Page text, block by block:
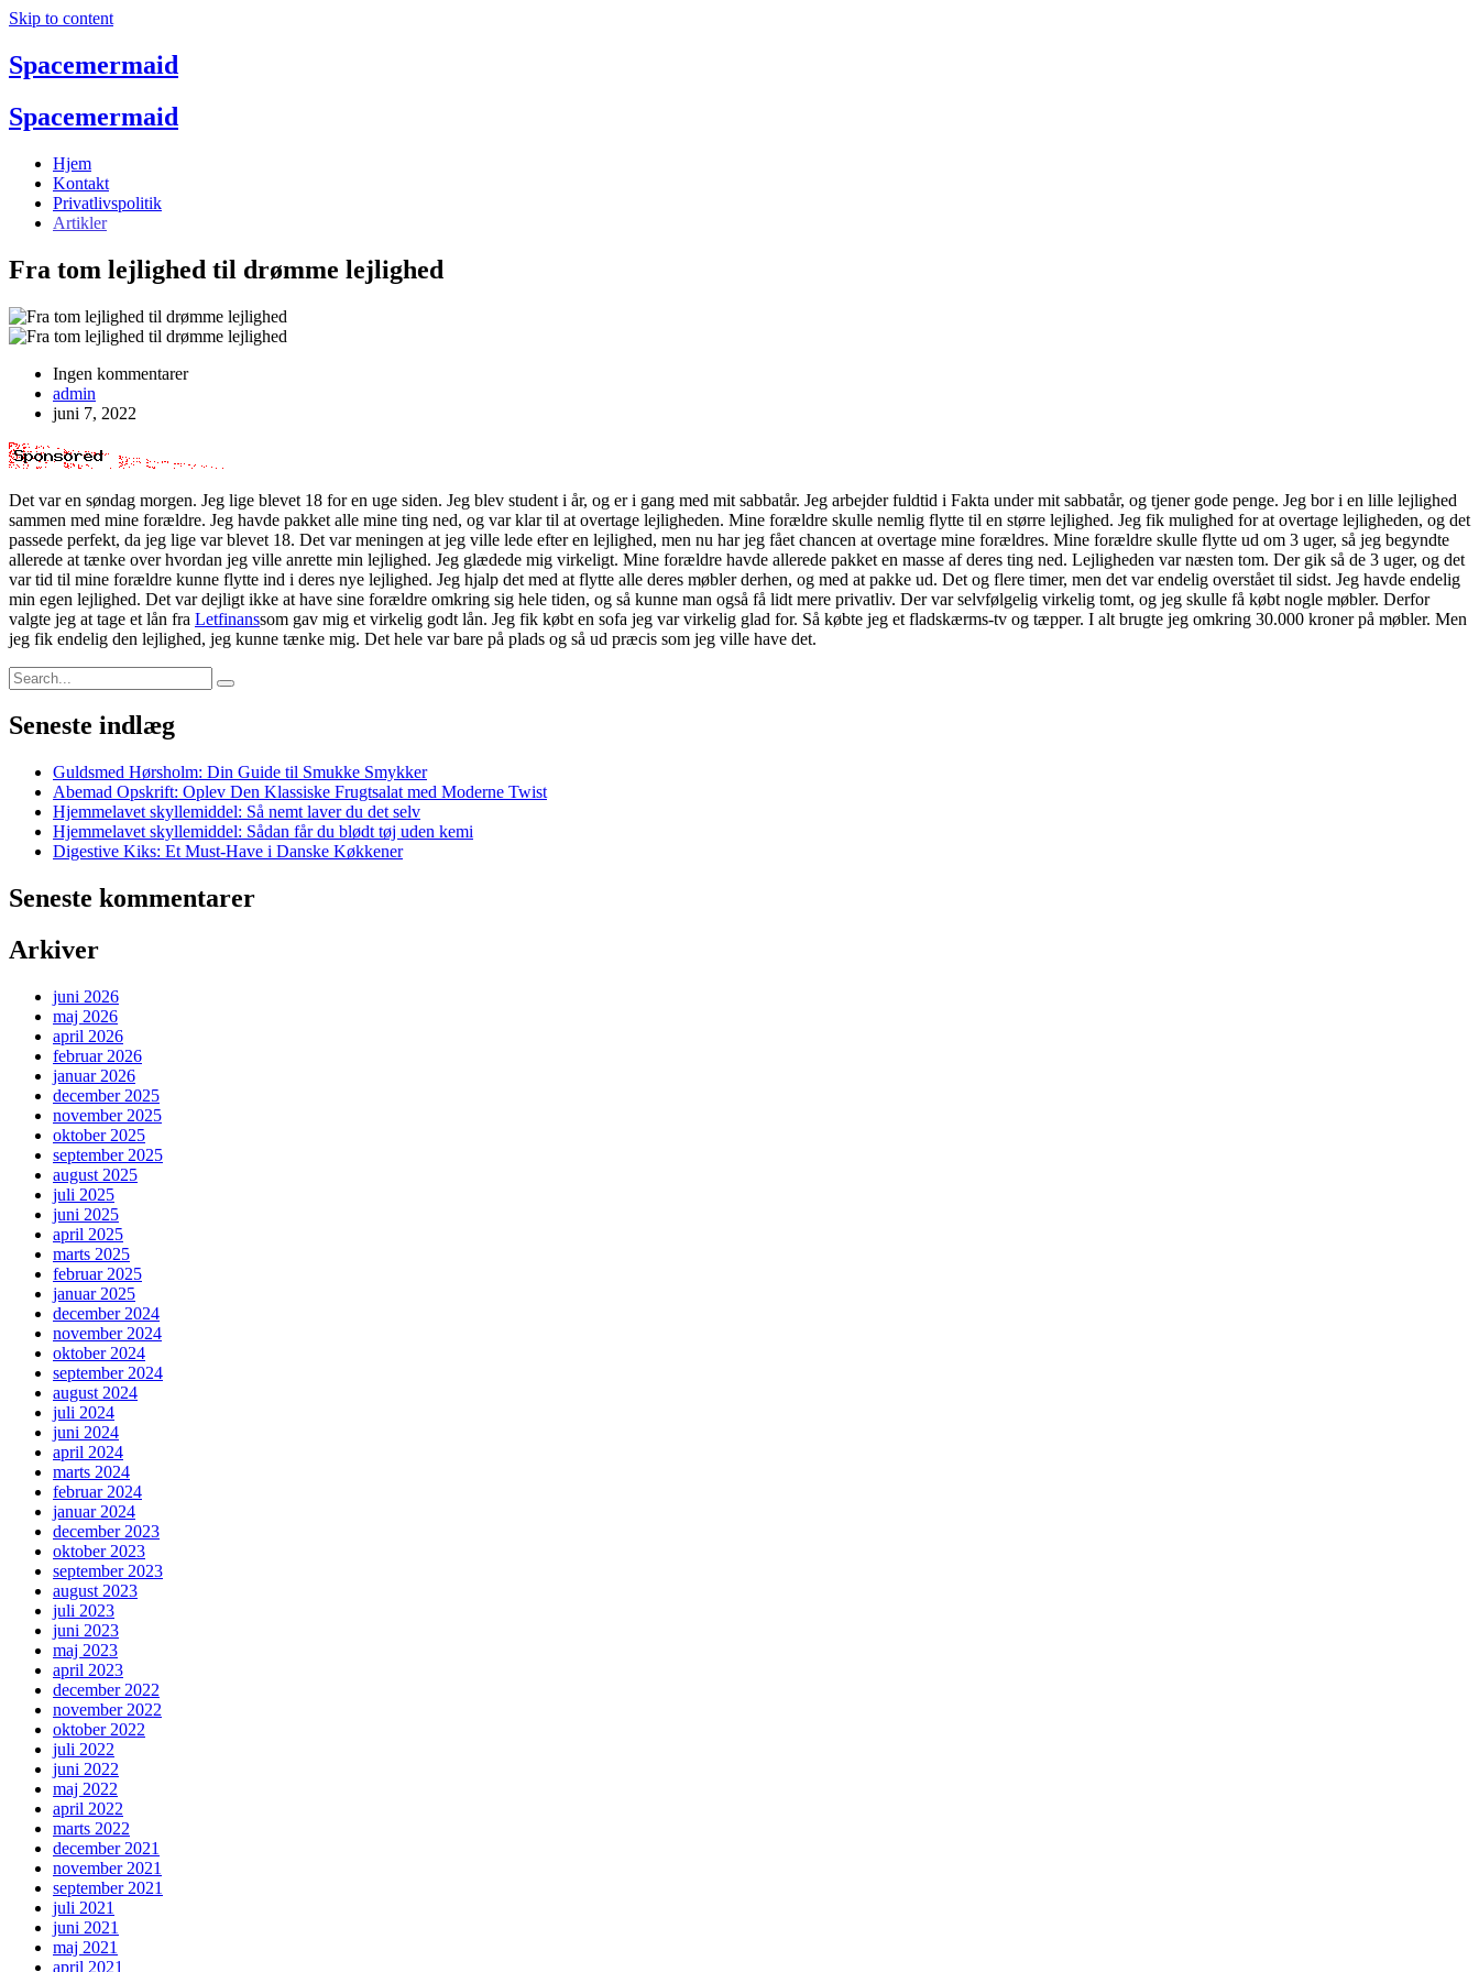
Skip to content
Spacemermaid
Spacemermaid
Hjem
Kontakt
Privatlivspolitik
Artikler
Fra tom lejlighed til drømme lejlighed
Ingen kommentarer
admin
juni 7, 2022
Det var en søndag morgen. Jeg lige blevet 18 for en uge siden. Jeg blev student i år, og er i gang med mit sabbatår. Jeg arbejder fuldtid i Fakta under mit sabbatår, og tjener gode penge. Jeg bor i en lille lejlighed
sammen med mine forældre. Jeg havde pakket alle mine ting ned, og var klar til at overtage lejligheden. Mine forældre skulle nemlig flytte til en større lejlighed. Jeg fik mulighed for at overtage lejligheden, og det
passede perfekt, da jeg lige var blevet 18. Det var meningen at jeg ville lede efter en lejlighed, men nu har jeg fået chancen at overtage mine forældres. Mine forældre skulle flytte ud om 3 uger, så jeg begyndte
allerede at tænke over hvordan jeg ville anrette min lejlighed. Jeg glædede mig virkeligt. Mine forældre havde allerede pakket en masse af deres ting ned. Lejligheden var næsten tom. Der gik så de 3 uger, og det
var tid til mine forældre kunne flytte ind i deres nye lejlighed. Jeg hjalp det med at flytte alle deres møbler derhen, og med at pakke ud. Det og flere timer, men det var endelig overstået til sidst. Jeg havde endelig
min egen lejlighed. Det var dejligt ikke at have sine forældre omkring sig hele tiden, og så kunne man også få lidt mere privatliv. Der var selvfølgelig virkelig tomt, og jeg skulle få købt nogle møbler. Derfor
valgte jeg at tage et lån fra Letfinanssom gav mig et virkelig godt lån. Jeg fik købt en sofa jeg var virkelig glad for. Så købte jeg et fladskærms-tv og tæpper. I alt brugte jeg omkring 30.000 kroner på møbler. Men
jeg fik endelig den lejlighed, jeg kunne tænke mig. Det hele var bare på plads og så ud præcis som jeg ville have det.
Seneste indlæg
Guldsmed Hørsholm: Din Guide til Smukke Smykker
Abemad Opskrift: Oplev Den Klassiske Frugtsalat med Moderne Twist
Hjemmelavet skyllemiddel: Så nemt laver du det selv
Hjemmelavet skyllemiddel: Sådan får du blødt tøj uden kemi
Digestive Kiks: Et Must-Have i Danske Køkkener
Seneste kommentarer
Arkiver
juni 2026
maj 2026
april 2026
februar 2026
januar 2026
december 2025
november 2025
oktober 2025
september 2025
august 2025
juli 2025
juni 2025
april 2025
marts 2025
februar 2025
januar 2025
december 2024
november 2024
oktober 2024
september 2024
august 2024
juli 2024
juni 2024
april 2024
marts 2024
februar 2024
januar 2024
december 2023
oktober 2023
september 2023
august 2023
juli 2023
juni 2023
maj 2023
april 2023
december 2022
november 2022
oktober 2022
juli 2022
juni 2022
maj 2022
april 2022
marts 2022
december 2021
november 2021
september 2021
juli 2021
juni 2021
maj 2021
april 2021